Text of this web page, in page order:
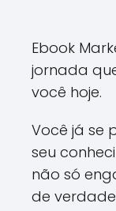
Ebook
jornada
você hoje.
Você já se
seu
não só
de